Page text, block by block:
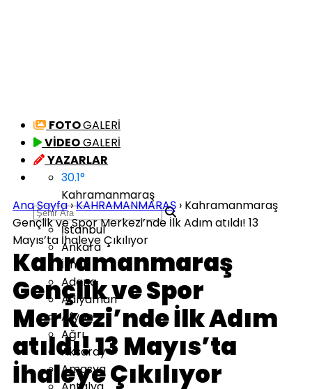
FOTOGALERİ
VİDEOGALERİ
YAZARLAR
30.1°
Kahramanmaraş
İstanbul
Ankara
İzmir
Adana
Adıyaman
Afyon
Ağrı
Aksaray
Amasya
Ana Sayfa›KAHRAMANMARAŞ › Kahramanmaraş
Gençlik ve Spor Merkezi’nde İlk Adım atıldı! 13
Mayıs’ta İhaleye Çıkılıyor
Kahramanmaraş
Gençlik ve Spor
Merkezi’nde İlk Adım
atıldı! 13 Mayıs’ta
İhaleye Çıkılıyor